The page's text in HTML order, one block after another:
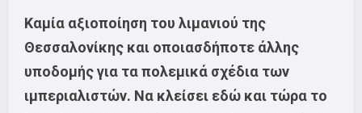
Καμία αξιοποίηση του λιμανιού της
Θεσσαλονίκης και οποιασδήποτε άλλης
υποδομής για τα πολεμικά σχέδια των
ιμπεριαλιστών. Να κλείσει εδώ και τώρα το